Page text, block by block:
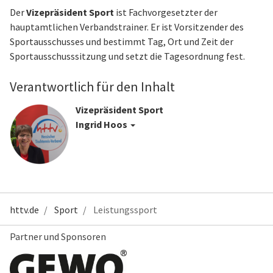
DerVizepräsident Sport ist Fachvorgesetzter der
hauptamtlichen Verbandstrainer. Er ist Vorsitzender des
Sportausschusses und bestimmt Tag, Ort und Zeit der
Sportausschusssitzung und setzt die Tagesordnung fest.
Verantwortlich für den Inhalt
Vizepräsident Sport
Ingrid Hoos
httv.de Sport Leistungssport
Partner und Sponsoren